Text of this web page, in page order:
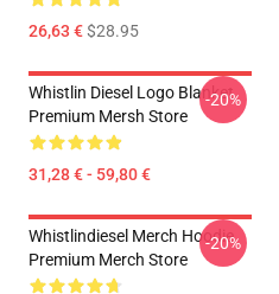
26,63 €$28.95
Whistlin Diesel Logo Blanket
Premium Mersh Store
31,28 € - 59,80 €
-20%
Whistlindiesel Merch Hoodie
Premium Merch Store
-20%